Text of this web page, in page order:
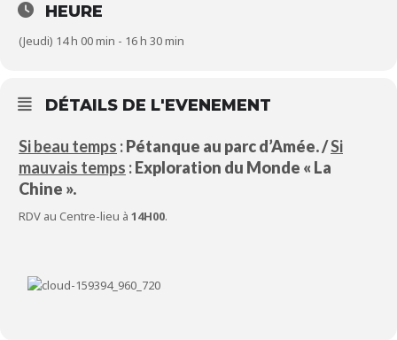
HEURE
(Jeudi) 14 h 00 min - 16 h 30 min
DÉTAILS DE L'EVENEMENT
Si beau temps :Pétanque au parc d’Amée. /Si
mauvais temps :Exploration du Monde « La
Chine ».
RDV au Centre-lieu à 14H00.